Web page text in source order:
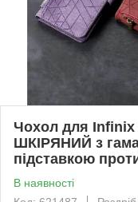
Чохол для Infinix
ШКІРЯНИЙ з
підставкою
В наявності